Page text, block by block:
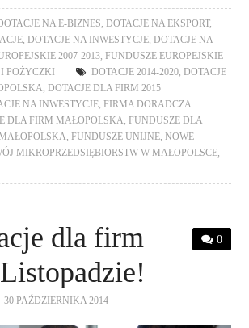
NA E-BIZNES,DOTACJE NA EKSPORT,
,DOTACJE NA INWESTYCJE,DOTACJE NA
2007-2013, FUNDUSZE EUROPEJSKIE
POŻYCZKI DOTACJE 2014-2020,DOTACJE
,DOTACJE DLA FIRM 2015
NA INWESTYCJE, FIRMA DORADCZA
DLA FIRM MAŁOPOLSKA, FUNDUSZE DLA
, FUNDUSZE UNIJNE,NOWE
MIKROPRZEDSIĘBIORSTW W MAŁOPOLSCE,
0
dla firm
30 PAŹDZIERNIKA 2014